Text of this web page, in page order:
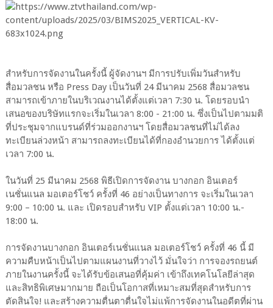
สำหรับการจัดงานในครั้งนี้ ผู้จัดงานฯ มีการปรับเพิ่มวันสำหรับ
สื่อมวลชน หรือ Press Day เป็นวันที่ 24 มีนาคม 2568 สื่อมวลชน
สามารถเข้าภายในบริเวณงานได้ตั้งแต่เวลา 7:30 น. โดยรอบนำ
เสนอของบริษัทแรกจะเริ่มในเวลา 8:00 - 21:00 น. ซึ่งเป็นไปตามมติ
ที่ประชุมจากแบรนด์ที่ร่วมออกงานฯ โดยสื่อมวลชนที่ไม่ได้ลง
ทะเบียนล่วงหน้า สามารถลงทะเบียนได้ที่กองอำนวยการ ได้ตั้งแต่
เวลา 7:00 น.
ในวันที่ 25 มีนาคม 2568 พิธีเปิดการจัดงาน บางกอก อินเตอร์
เนชั่นแนล มอเตอร์โชว์ ครั้งที่ 46 อย่างเป็นทางการ จะเริ่มในเวลา
9:00 – 10:00 น. และ เปิดรอบสำหรับ VIP ตั้งแต่เวลา 10:00 น.-
18:00 น.
การจัดงานบางกอก อินเตอร์เนชั่นแนล มอเตอร์โชว์ ครั้งที่ 46 นี้ มี
ความคืบหน้าเป็นไปตามแผนงานที่วางไว้ มั่นใจว่า การจองรถยนต์
ภายในงานครั้งนี้ จะได้รับข้อเสนอที่คุ้มค่า เข้าถึงเทคโนโลยีล่าสุด
และสิทธิพิเศษมากมาย ถือเป็นโอกาสที่เหมาะสมที่สุดสำหรับการ
ตัดสินใจ! และสร้างความตื่นตาตื่นใจไม่แพ้การจัดงานในอดีตที่ผ่าน